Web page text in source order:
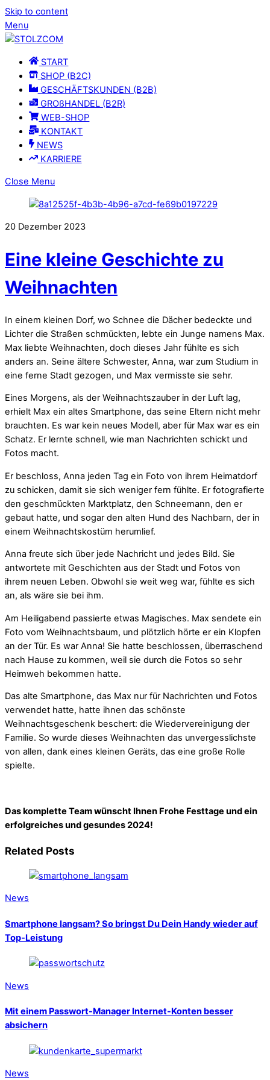
Skip to content
Menu
START
SHOP (B2C)
GESCHÄFTSKUNDEN (B2B)
GROßHANDEL (B2R)
WEB-SHOP
KONTAKT
NEWS
KARRIERE
Close Menu
20 Dezember 2023
Eine kleine Geschichte zu
Weihnachten
In einem kleinen Dorf, wo Schnee die Dächer bedeckte und
Lichter die Straßen schmückten, lebte ein Junge namens Max.
Max liebte Weihnachten, doch dieses Jahr fühlte es sich
anders an. Seine ältere Schwester, Anna, war zum Studium in
eine ferne Stadt gezogen, und Max vermisste sie sehr.
Eines Morgens, als der Weihnachtszauber in der Luft lag,
erhielt Max ein altes Smartphone, das seine Eltern nicht mehr
brauchten. Es war kein neues Modell, aber für Max war es ein
Schatz. Er lernte schnell, wie man Nachrichten schickt und
Fotos macht.
Er beschloss, Anna jeden Tag ein Foto von ihrem Heimatdorf
zu schicken, damit sie sich weniger fern fühlte. Er fotografierte
den geschmückten Marktplatz, den Schneemann, den er
gebaut hatte, und sogar den alten Hund des Nachbarn, der in
einem Weihnachtskostüm herumlief.
Anna freute sich über jede Nachricht und jedes Bild. Sie
antwortete mit Geschichten aus der Stadt und Fotos von
ihrem neuen Leben. Obwohl sie weit weg war, fühlte es sich
an, als wäre sie bei ihm.
Am Heiligabend passierte etwas Magisches. Max sendete ein
Foto vom Weihnachtsbaum, und plötzlich hörte er ein Klopfen
an der Tür. Es war Anna! Sie hatte beschlossen, überraschend
nach Hause zu kommen, weil sie durch die Fotos so sehr
Heimweh bekommen hatte.
Das alte Smartphone, das Max nur für Nachrichten und Fotos
verwendet hatte, hatte ihnen das schönste
Weihnachtsgeschenk beschert: die Wiedervereinigung der
Familie. So wurde dieses Weihnachten das unvergesslichste
von allen, dank eines kleinen Geräts, das eine große Rolle
spielte.
Das komplette Team wünscht Ihnen Frohe Festtage und ein
erfolgreiches und gesundes 2024!
Related Posts
News
Smartphone langsam? So bringst Du Dein Handy wieder auf
Top-Leistung
News
Mit einem Passwort-Manager Internet-Konten besser
absichern
News